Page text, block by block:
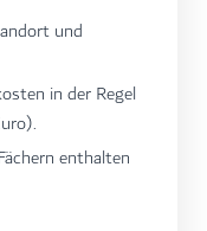
und
in der Regel
enthalten